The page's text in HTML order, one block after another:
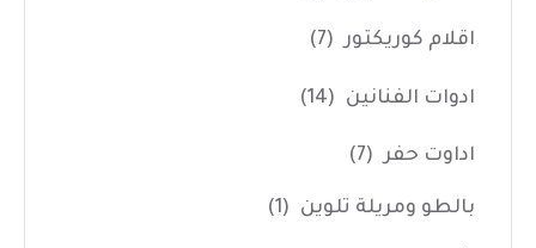
اقلام كوريكتور (7)
ادوات الفنانين (14)
اداوت حفر (7)
بالطو ومريلة تلوين (1)